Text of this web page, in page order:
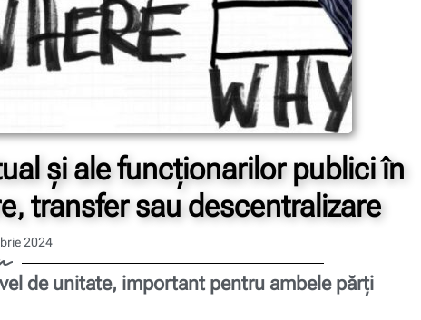
și ale funcționarilor publici în
transfer sau descentralizare
2024
de unitate, important pentru ambele părți